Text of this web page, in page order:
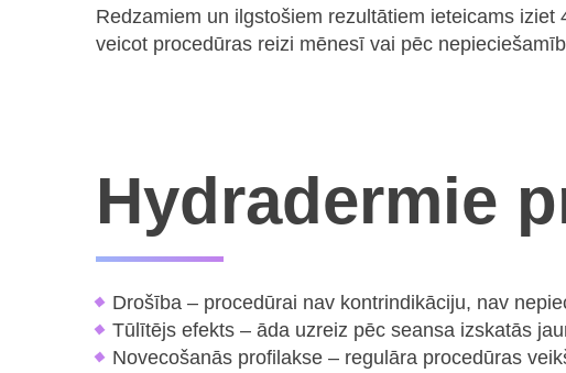
Redzamiem un ilgstošiem rezultātiem ieteicams
veicot procedūras reizi mēnesī vai pēc
Hydradermie
Drošība – procedūrai nav kontrindikāciju, nav
Tūlītējs efekts – āda uzreiz pēc seansa izskatās
Novecošanās profilakse – regulāra procedūras